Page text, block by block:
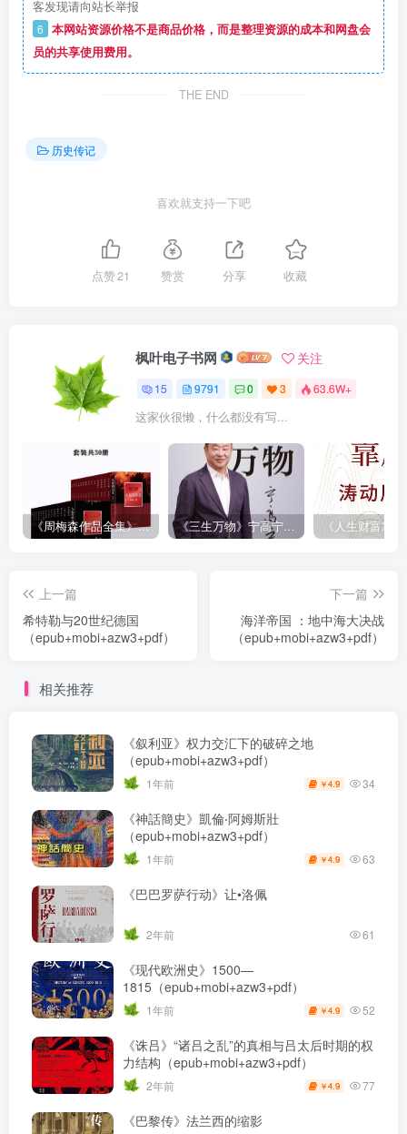
客发现请向站长举报
6 本网站资源价格不是商品价格，而是整理资源的成本和网盘会
员的共享使用费用。
THE END
历史传记
喜欢就支持一下吧
点赞21 赞赏 分享 收藏
枫叶电子书网 关注
15 9791 0 3 63.6W+
这家伙很懒，什么都没有写...
《周梅森作品全集》[共30册] 《三生万物》宁高宁（epub+mobi+azw3+pdf）
上一篇
希特勒与20世纪德国
（epub+mobi+azw3+pdf）
下一篇
海洋帝国 ：地中海大决战
（epub+mobi+azw3+pdf）
相关推荐
《叙利亚》权力交汇下的破碎之地
（epub+mobi+azw3+pdf）
1年前 ￥4.9 34
《神話簡史》凱倫‧阿姆斯壯
（epub+mobi+azw3+pdf）
1年前 ￥4.9 63
《巴巴罗萨行动》让•洛佩
2年前 61
《现代欧洲史》1500—
1815（epub+mobi+azw3+pdf）
1年前 ￥4.9 52
《诛吕》“诸吕之乱”的真相与吕太后时期的权
力结构（epub+mobi+azw3+pdf）
2年前 ￥4.9 77
《巴黎传》法兰西的缩影